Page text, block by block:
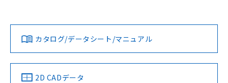
タイムチャート
ダウンロードデータをご利用いただく前に、以下を必ずお読
みください。
ソフトウェアの使用条件
対応済み
中国 RoHS 注意事項・凡例
LR型式承認
（イギリス
船舶規格）
DNV型式承認
（ノルウェー
BV型式承認
（フランス
KR型式
（韓国
カタログ/データシート/マニュアル
2D CADデータ